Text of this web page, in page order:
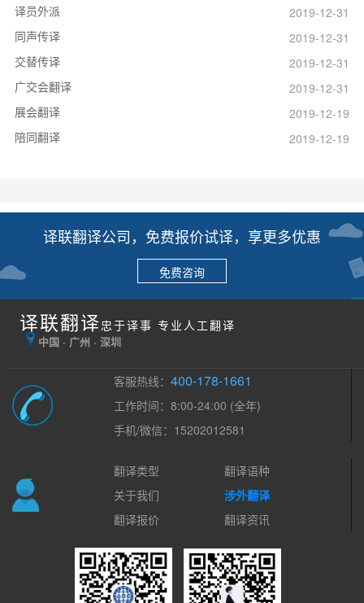
译员外派
2019-12-31
同声传译
2019-12-31
交替传译
2019-12-31
广交会翻译
2019-12-31
展会翻译
2019-12-19
陪同翻译
2019-12-19
译联翻译公司，免费报价试译，享更多优惠
免费咨询
译联翻译 忠于译事 专业人工翻译
中国 · 广州 · 深圳
客服热线：400-178-1661
工作时间：8:00-24:00 (全年)
手机/微信：15202012581
翻译类型
翻译语种
关于我们
涉外翻译
翻译报价
翻译资讯